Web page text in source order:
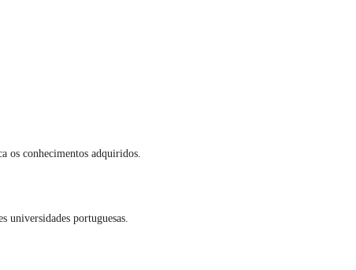
os conhecimentos adquiridos.
universidades portuguesas.